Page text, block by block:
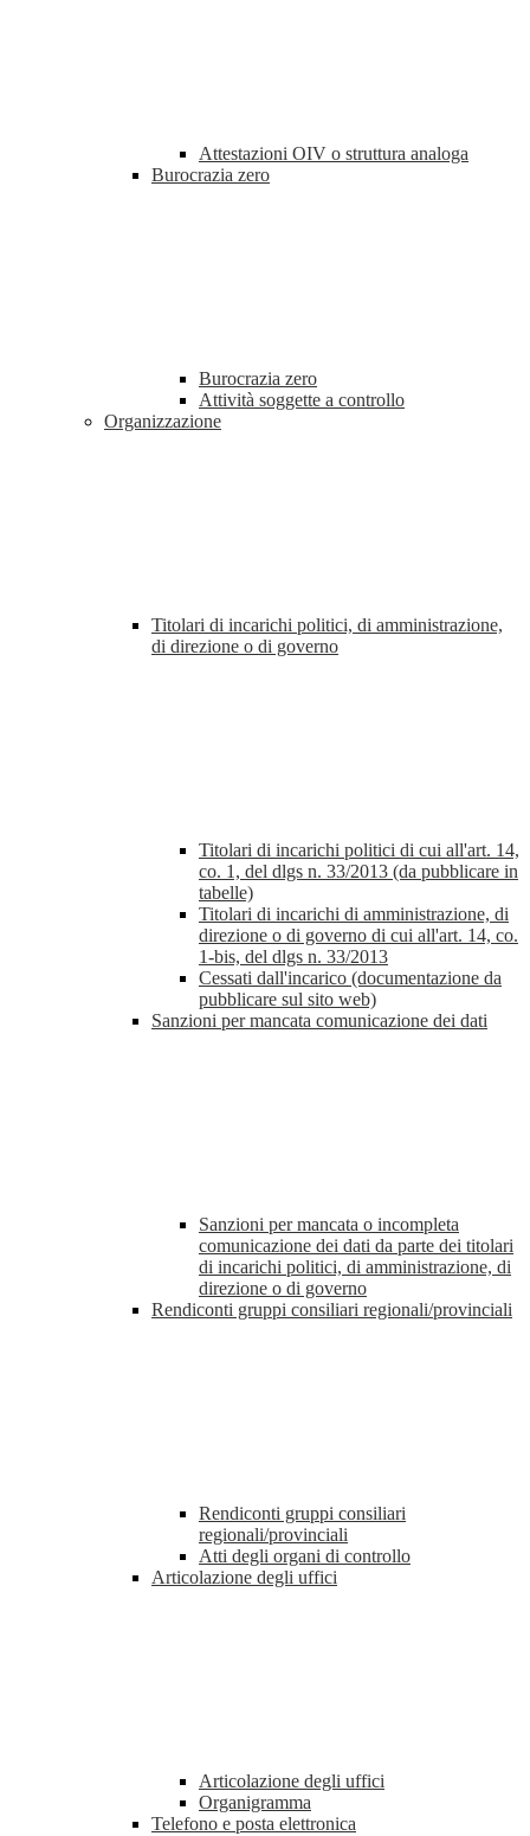
Attestazioni OIV o struttura analoga
Burocrazia zero
Burocrazia zero
Attività soggette a controllo
Organizzazione
Titolari di incarichi politici, di amministrazione,
di direzione o di governo
Titolari di incarichi politici di cui all'art. 14,
co. 1, del dlgs n. 33/2013 (da pubblicare in
tabelle)
Titolari di incarichi di amministrazione, di
direzione o di governo di cui all'art. 14, co.
1-bis, del dlgs n. 33/2013
Cessati dall'incarico (documentazione da
pubblicare sul sito web)
Sanzioni per mancata comunicazione dei dati
Sanzioni per mancata o incompleta
comunicazione dei dati da parte dei titolari
di incarichi politici, di amministrazione, di
direzione o di governo
Rendiconti gruppi consiliari regionali/provinciali
Rendiconti gruppi consiliari
regionali/provinciali
Atti degli organi di controllo
Articolazione degli uffici
Articolazione degli uffici
Organigramma
Telefono e posta elettronica